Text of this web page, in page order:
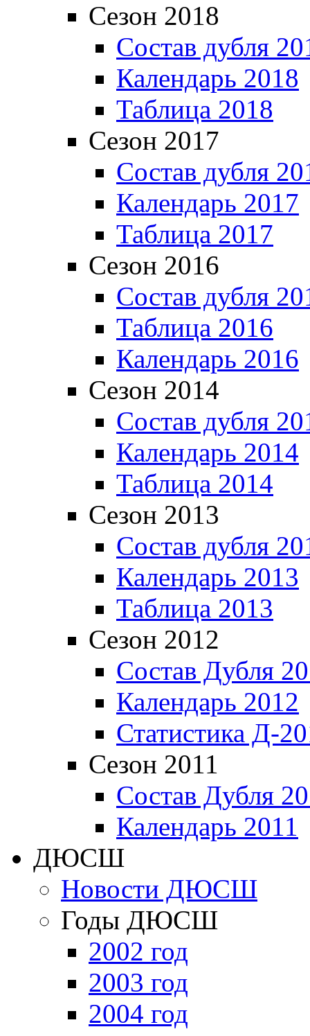
Сезон 2018
Состав дубля
Календарь 2018
Таблица 2018
Сезон 2017
Состав дубля
Календарь 2017
Таблица 2017
Сезон 2016
Состав дубля
Таблица 2016
Календарь 2016
Сезон 2014
Состав дубля
Календарь 2014
Таблица 2014
Сезон 2013
Состав дубля
Календарь 2013
Таблица 2013
Сезон 2012
Состав Дубля
Календарь 2012
Статистика Д-
Сезон 2011
Состав Дубля
Календарь 2011
ДЮСШ
Новости ДЮСШ
Годы ДЮСШ
2002 год
2003 год
2004 год